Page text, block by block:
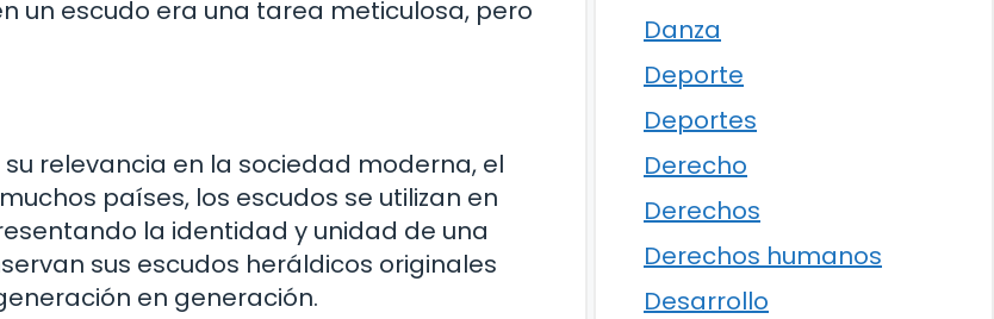
un escudo era una tarea meticulosa, pero
relevancia en la sociedad moderna, el
países, los escudos se utilizan en
la identidad y unidad de una
sus escudos heráldicos originales
en generación.
Danza
Deporte
Deportes
Derecho
Derechos
Derechos humanos
Desarrollo